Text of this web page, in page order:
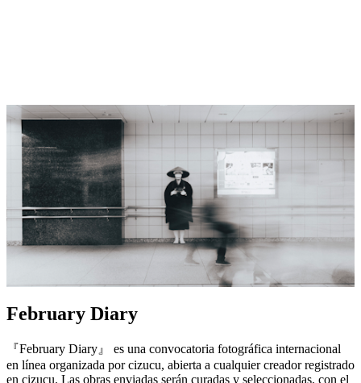
February Diary
『February Diary』 es una convocatoria fotográfica internacional
en línea organizada por cizucu, abierta a cualquier creador registrado
en cizucu. Las obras enviadas serán curadas y seleccionadas, con el